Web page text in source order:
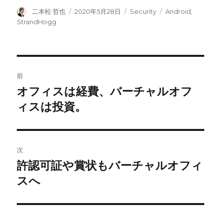
投
稿
二本松 哲也
投
2020年5月28日
カ
Security
タ
Android
StrandHogg
稿
ナ
ビ
ゲ
ー
前
前
の
稿:
オフィスは経費、バーチャルオフ
ィスは投資。
次
次
の
許認可証や賞状もバーチャルオフィ
スへ